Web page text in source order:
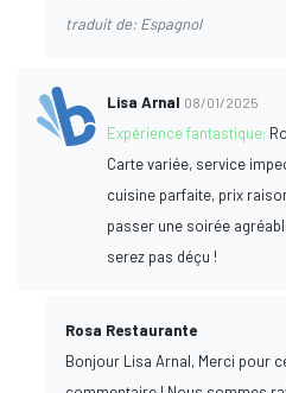
traduit de: Espagnol
Lisa Arnal 08/01/2025
Expérience fantastique:
Carte variée, service
cuisine parfaite, prix
passer une soirée
serez pas déçu !
Rosa Restaurante
Bonjour Lisa Arnal, Merci pour